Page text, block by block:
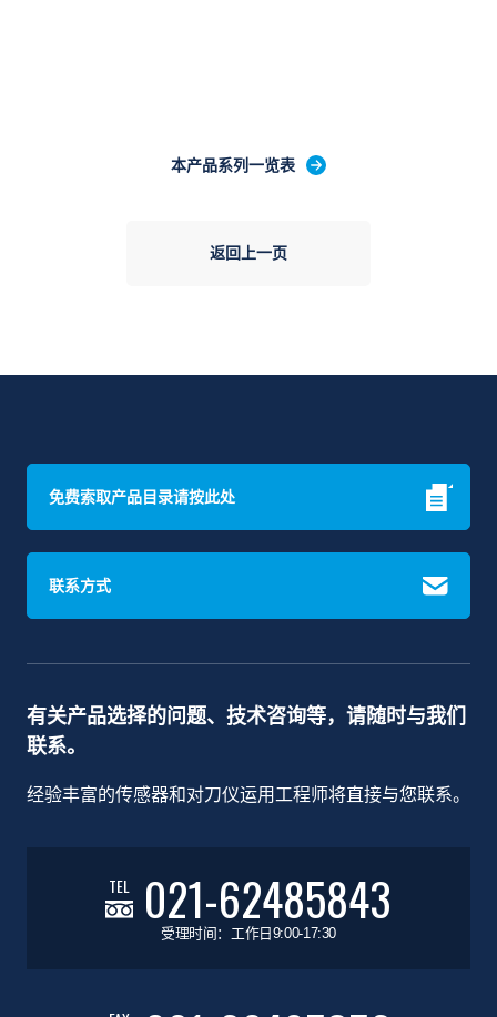
本产品系列一览表
返回上一页
免费索取产品目录请按此处
联系方式
有关产品选择的问题、技术咨询等，请随时与我们
联系。
经验丰富的传感器和对刀仪运用工程师将直接与您联系。
TEL 021-62485843
受理时间：工作日9:00-17:30